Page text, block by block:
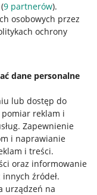
9 partnerów).
osobowych przez
ochrony
dane personalne
lub dostęp do
reklam i
. Zapewnienie
i naprawianie
i treści.
oraz informowanie
innych źródeł.
urządzeń na